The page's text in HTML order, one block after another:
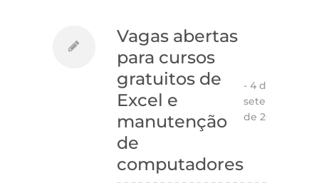
Vagas abertas
para cursos
gratuitos de
Excel e
manutenção
de
computadores
- 4 de
setembro
de 2024